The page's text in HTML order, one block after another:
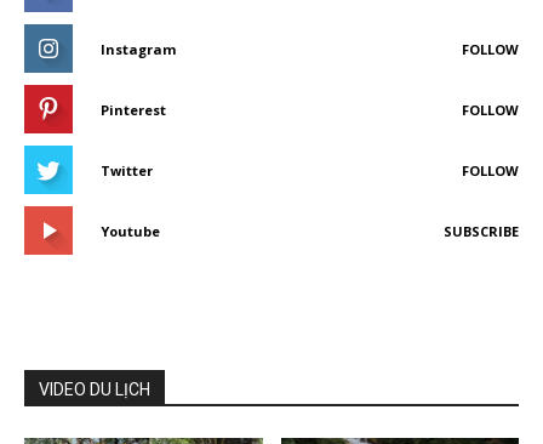
Instagram FOLLOW
Pinterest FOLLOW
Twitter FOLLOW
Youtube SUBSCRIBE
VIDEO DU LỊCH